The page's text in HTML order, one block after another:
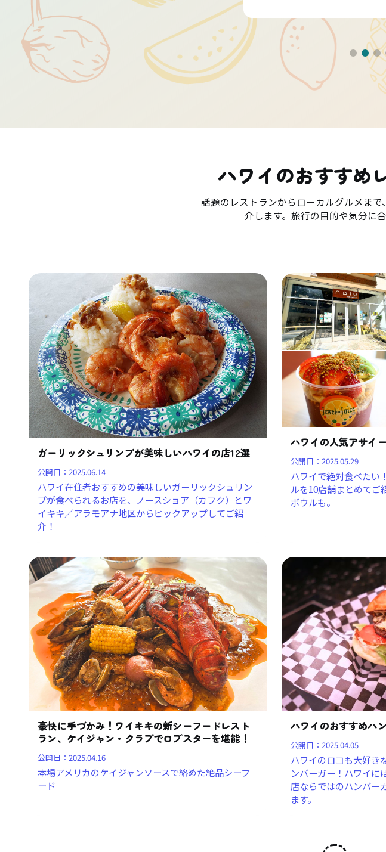
ハワイのおすすめ
話題のレストランからローカルグルメま
介します。旅行の目的や気分に
ガーリックシュリンプが美味しいハワイの店12選
公開日：2025.06.14
ハワイ在住者おすすめの美味しいガーリックシュリン
プが食べられるお店を、ノースショア（カフク）とワ
イキキ／アラモアナ地区からピックアップしてご紹
介！
ハワイの人気アサイ
公開日：2025.05.29
ハワイで絶対食べたい
ルを10店舗まとめてご
ボウルも。
豪快に手づかみ！ワイキキの新シーフードレスト
ラン、ケイジャン・クラブでロブスターを堪能！
公開日：2025.04.16
本場アメリカのケイジャンソースで絡めた絶品シーフ
ード
ハワイのおすすめハ
公開日：2025.04.05
ハワイのロコも大好き
ンバーガー！ハワイに
店ならではのハンバー
ます。